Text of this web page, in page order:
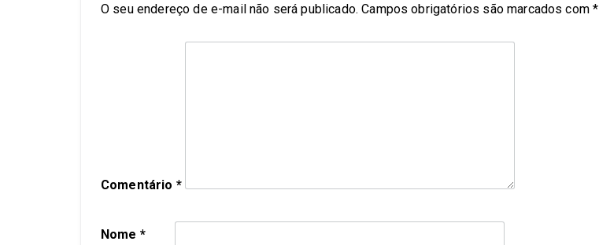
O seu endereço de e-mail não será publicado. Campos obrigatórios são marcados com*
Comentário *
Nome *